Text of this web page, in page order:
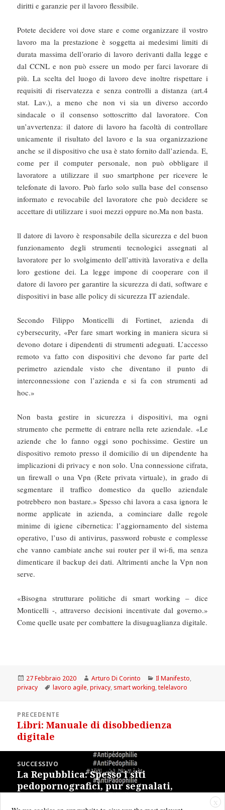
diritti e garanzie per il lavoro flessibile.
Potete decidere voi dove stare e come organizzare il vostro
lavoro ma la prestazione è soggetta ai medesimi limiti di
durata massima dell’orario di lavoro derivanti dalla legge e
dal CCNL e non può essere un modo per farci lavorare di
più. La scelta del luogo di lavoro deve inoltre rispettare i
requisiti di riservatezza e senza controlli a distanza (art.4
stat. Lav.), a meno che non vi sia un diverso accordo
sindacale o il consenso sottoscritto dal lavoratore. Con
un’avvertenza: il datore di lavoro ha facoltà di controllare
unicamente il risultato del lavoro e la sua organizzazione
anche se il dispositivo che usa è stato fornito dall’azienda. E,
come per il computer personale, non può obbligare il
lavoratore a utilizzare il suo smartphone per ricevere le
telefonate di lavoro. Può farlo solo sulla base del consenso
informato e revocabile del lavoratore che può decidere se
accettare di utilizzare i suoi mezzi oppure no.Ma non basta.
ll datore di lavoro è responsabile della sicurezza e del buon
funzionamento degli strumenti tecnologici assegnati al
lavoratore per lo svolgimento dell’attività lavorativa e della
loro gestione dei. La legge impone di cooperare con il
datore di lavoro per garantire la sicurezza di dati, software e
dispositivi in base alle policy di sicurezza IT aziendale.
Secondo Filippo Monticelli di Fortinet, azienda di
cybersecurity, «Per fare smart working in maniera sicura si
devono dotare i dipendenti di strumenti adeguati. L’accesso
remoto va fatto con dispositivi che devono far parte del
perimetro aziendale visto che diventano il punto di
interconnessione con l’azienda e si fa con strumenti ad
hoc.»
Non basta gestire in sicurezza i dispositivi, ma ogni
strumento che permette di entrare nella rete aziendale. «Le
aziende che lo fanno oggi sono pochissime. Gestire un
dispositivo remoto presso il domicilio di un dipendente ha
implicazioni di privacy e non solo. Una connessione cifrata,
un firewall o una Vpn (Rete privata virtuale), in grado di
segmentare il traffico domestico da quello aziendale
potrebbero non bastare.» Spesso chi lavora a casa ignora le
norme applicate in azienda, a cominciare dalle regole
minime di igiene cibernetica: l’aggiornamento del sistema
operativo, l’uso di antivirus, password robuste e complesse
che vanno cambiate anche sui router per il wi-fi, ma senza
dimenticare il backup dei dati. Altrimenti anche la Vpn non
serve.
«Bisogna strutturare politiche di smart working – dice
Monticelli -, attraverso decisioni incentivate dal governo.»
Come quelle usate per combattere la disuguaglianza digitale.
Scritto
il
27 Febbraio 2020 Autore
Arturo Di Corinto Categorie
Il Manifesto,
privacy
Tag
lavoro agile,privacy, smart working,telelavoro
articoliPRECEDENTE
Articolo
precedente:
Libri: Manuale di disobbedienza
digitale
SUCCESSIVO
Articolo
successivo:
La Repubblica: Spesso i siti
pedopornografici, pur segnalati,
X